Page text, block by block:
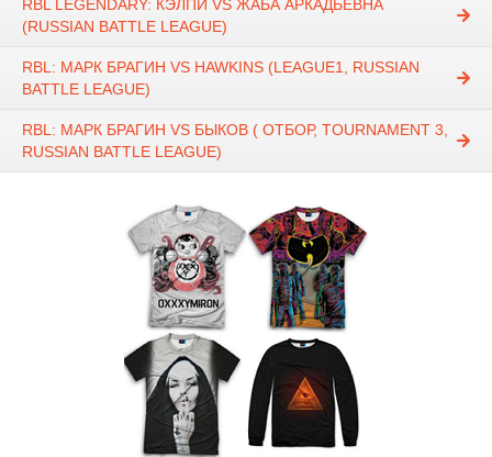
RBL LEGENDARY: КЭЛПИ VS ЖАБА АРКАДЬЕВНА
(RUSSIAN BATTLE LEAGUE)
RBL: МАРК БРАГИН VS HAWKINS (LEAGUE1, RUSSIAN
BATTLE LEAGUE)
RBL: МАРК БРАГИН VS БЫКОВ ( ОТБОР, TOURNAMENT 3,
RUSSIAN BATTLE LEAGUE)